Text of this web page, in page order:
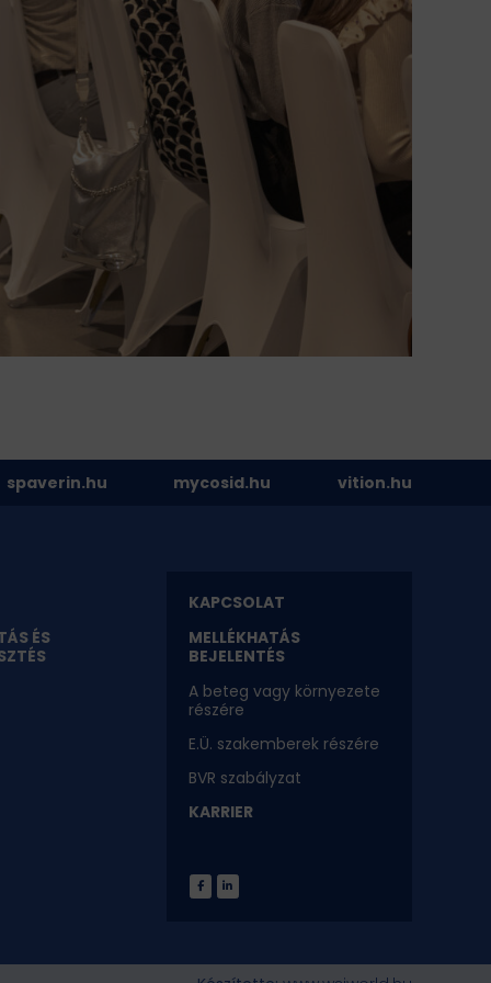
spaverin.hu mycosid.hu vition.hu
ÉS
KAPCSOLAT
MELLÉKHATÁS
BEJELENTÉS
A beteg vagy környezete
részére
E.Ü. szakemberek részére
BVR szabályzat
KARRIER